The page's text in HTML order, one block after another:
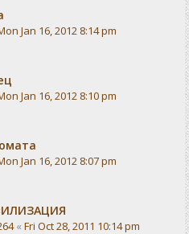
Jan 16, 2012 8:14 pm
Jan 16, 2012 8:10 pm
Jan 16, 2012 8:07 pm
« Fri Oct 28, 2011 10:14 pm